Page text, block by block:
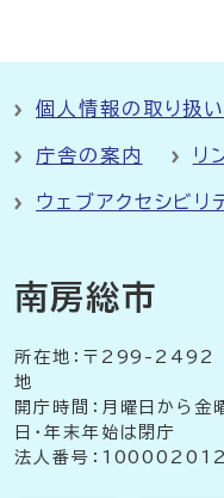
個人情報の取り扱
庁舎の案内 リ
ウェブアクセシビリ
南房総市
所在地：〒299-2492
地
開庁時間：月曜日から
日・年末年始は閉庁
法人番号：